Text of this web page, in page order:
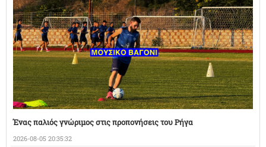
Ένας παλιός γνώριμος στις προπονήσεις του Ρήγα
2026-08-05 20:35:32